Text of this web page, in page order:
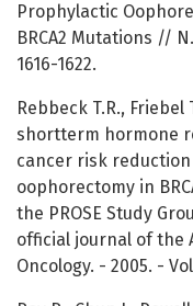
Prophylactic
BRCA2 Mutations //
1616-1622.
Rebbeck T.R.,
shortterm hormone
cancer risk
oophorectomy in
the PROSE Study
official journal of the
Oncology. - 2005. -